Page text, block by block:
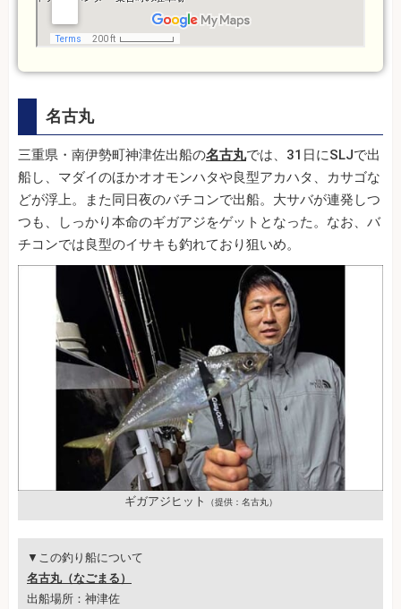
名古丸
三重県・南伊勢町神津佐出船の名古丸では、31日にSLJで出
船し、マダイのほかオオモンハタや良型アカハタ、カサゴな
どが浮上。また同日夜のバチコンで出船。大サバが連発しつ
つも、しっかり本命のギガアジをゲットとなった。なお、バ
チコンでは良型のイサキも釣れており狙いめ。
ギガアジヒット （提供：名古丸）
▼この釣り船について
名古丸（なごまる）
出船場所：神津佐